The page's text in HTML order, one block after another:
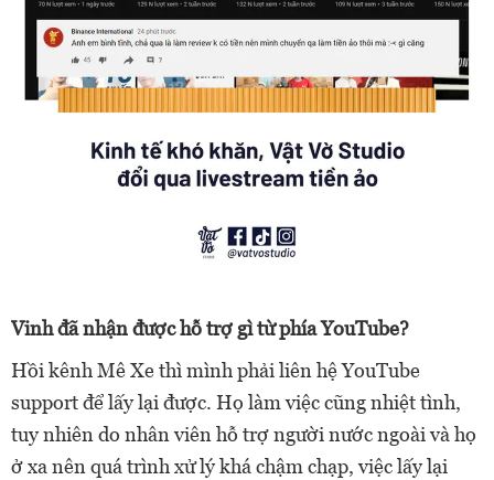
Vinh đã nhận được hỗ trợ gì từ phía YouTube?
Hồi kênh Mê Xe thì mình phải liên hệ YouTube
support để lấy lại được. Họ làm việc cũng nhiệt tình,
tuy nhiên do nhân viên hỗ trợ người nước ngoài và họ
ở xa nên quá trình xử lý khá chậm chạp, việc lấy lại